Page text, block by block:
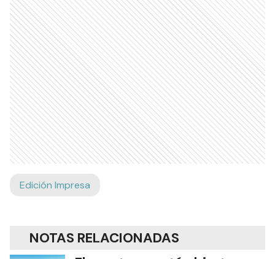
Edición Impresa
NOTAS RELACIONADAS